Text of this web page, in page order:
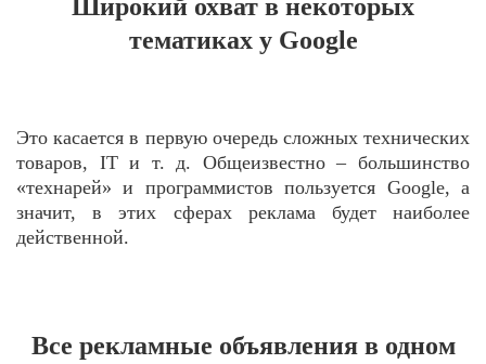
Широкий охват в некоторых
тематиках у Google
Это касается в первую очередь сложных технических
товаров, IT и т. д. Общеизвестно – большинство
«технарей» и программистов пользуется Google, а
значит, в этих сферах реклама будет наиболее
действенной.
Все рекламные объявления в одном